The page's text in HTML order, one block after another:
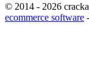
© 2014 - 2026
ecommerce software